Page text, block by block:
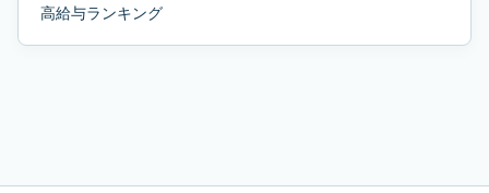
高給与ランキング